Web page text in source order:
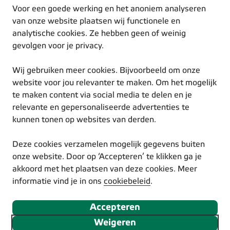
Werken bij Eneco
Duurzame inspiratie
© Eneco 2025
Voorwaarden
Privacystatement
Disclaimer
Responsible Disclosure
Toegankelijkheidsverklaring
Volg ons via social media
Voor een goede werking en het anoniem analyseren
van onze website plaatsen wij functionele en
analytische cookies. Ze hebben geen of weinig
gevolgen voor je privacy.
Wij gebruiken meer cookies. Bijvoorbeeld om onze
website voor jou relevanter te maken. Om het mogelijk
te maken content via social media te delen en je
relevante en gepersonaliseerde advertenties te
kunnen tonen op websites van derden.
Deze cookies verzamelen mogelijk gegevens buiten
onze website. Door op ‘Accepteren’ te klikken ga je
akkoord met het plaatsen van deze cookies. Meer
informatie vind je in ons cookiebeleid.
Accepteren
Weigeren